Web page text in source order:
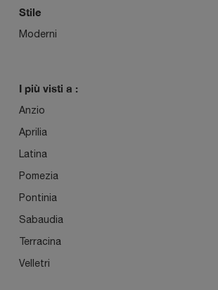
Stile
Moderni
I più visti a :
Anzio
Aprilia
Latina
Pomezia
Pontinia
Sabaudia
Terracina
Velletri